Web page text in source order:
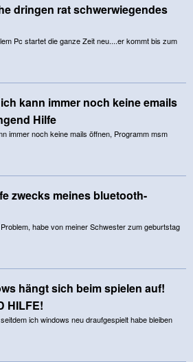
dringen rat schwerwiegendes
Pc startet die ganze Zeit neu....er kommt bis zum
kann immer noch keine emails
Hilfe
immer noch keine mails öffnen, Programm msm
zwecks meines bluetooth-
habe von meiner Schwester zum geburtstag
hängt sich beim spielen auf!
HILFE!
ich windows neu draufgespielt habe bleiben